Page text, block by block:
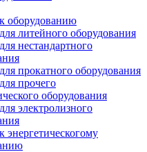
оборудованию
литейного оборудования
нестандартного
прокатного оборудования
прочего
оборудования
электролизного
энергетическогому